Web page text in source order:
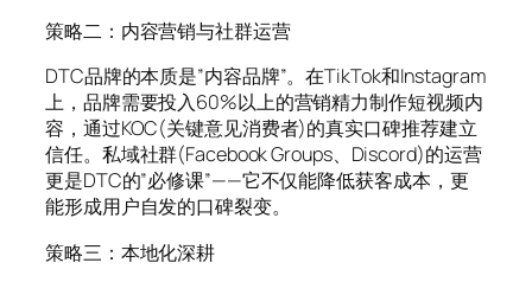
策略二：内容营销与社群运营
DTC品牌的本质是”内容品牌”。在TikTok和Instagram
上，品牌需要投入60%以上的营销精力制作短视频内
容，通过KOC(关键意见消费者)的真实口碑推荐建立
信任。私域社群(Facebook Groups、Discord)的运营
更是DTC的”必修课”——它不仅能降低获客成本，更
能形成用户自发的口碑裂变。
策略三：本地化深耕